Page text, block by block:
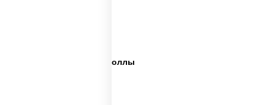
Пицца суши вок сеты роллы